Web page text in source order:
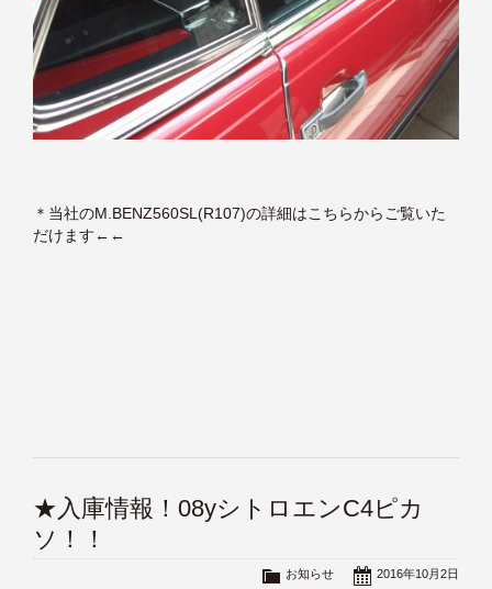
＊ 当社のM.BENZ560SL(R107)の詳細はこちらからご覧いた
だけます ←←
★入庫情報！08yシトロエンC4ピカ
ソ！！
2016年10月2日
お知らせ